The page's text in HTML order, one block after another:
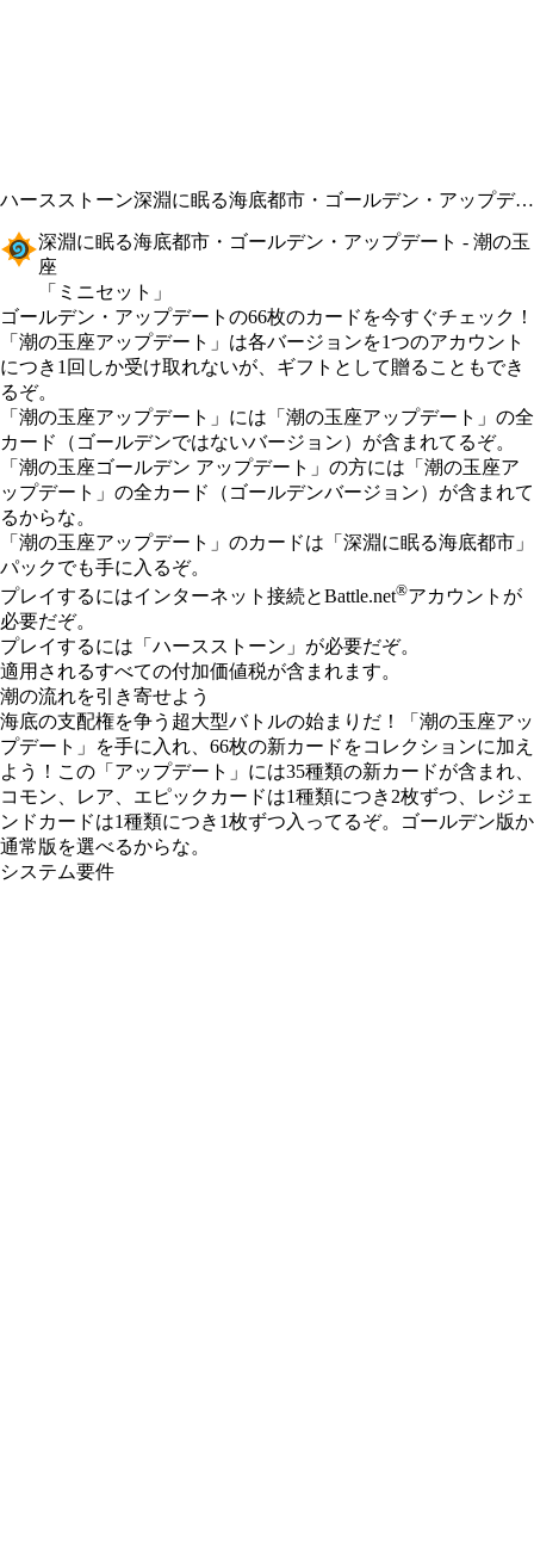
ハースストーン 深淵に眠る海底都市・ゴールデン・アップデート - 潮の玉座
深淵に眠る海底都市・ゴールデン・アップデート - 潮の玉
座
「ミニセット」
Product Notification
ゴールデン・アップデートの66枚のカードを今すぐチェック！
価格
Available actions
「潮の玉座アップデート」は各バージョンを1つのアカウント
につき1回しか受け取れないが、ギフトとして贈ることもでき
るぞ。
「潮の玉座アップデート」には「潮の玉座アップデート」の全
カード（ゴールデンではないバージョン）が含まれてるぞ。
「潮の玉座ゴールデン アップデート」の方には「潮の玉座ア
ップデート」の全カード（ゴールデンバージョン）が含まれて
るからな。
「潮の玉座アップデート」のカードは「深淵に眠る海底都市」
パックでも手に入るぞ。
プレイするにはインターネット接続とBattle.net®アカウントが
必要だぞ。
プレイするには「ハースストーン」が必要だぞ。
適用されるすべての付加価値税が含まれます。
潮の流れを引き寄せよう
海底の支配権を争う超大型バトルの始まりだ！「潮の玉座アッ
プデート」を手に入れ、66枚の新カードをコレクションに加え
よう！この「アップデート」には35種類の新カードが含まれ、
コモン、レア、エピックカードは1種類につき2枚ずつ、レジェ
ンドカードは1種類につき1枚ずつ入ってるぞ。ゴールデン版か
通常版を選べるからな。
システム要件